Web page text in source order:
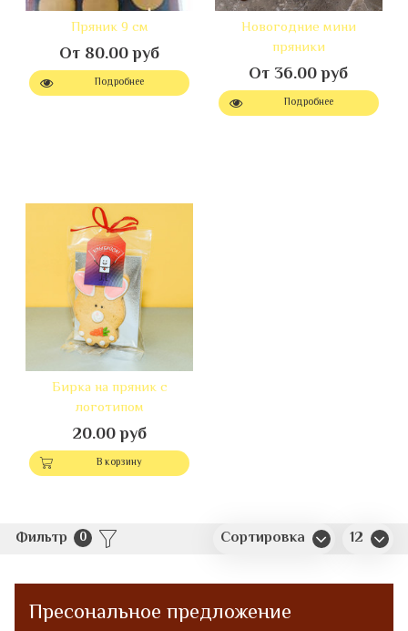
Пряник 9 см
От 80.00 руб
Подробнее
Новогодние мини
пряники
От 36.00 руб
Подробнее
Бирка на пряник с
логотипом
20.00 руб
В корзину
Фильтр 0 Сортировка 12
Пресональное предложение